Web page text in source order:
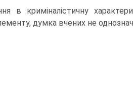
криміналістичну
думка вчених не